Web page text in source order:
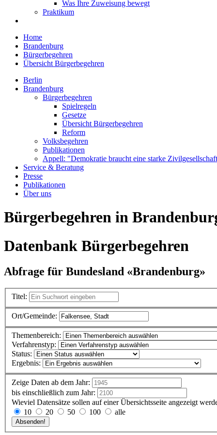
Was Ihre Zuweisung bewegt
Praktikum
Home
Brandenburg
Bürgerbegehren
Übersicht Bürgerbegehren
Berlin
Brandenburg
Bürgerbegehren
Spielregeln
Gesetze
Übersicht Bürgerbegehren
Reform
Volksbegehren
Publikationen
Appell: "Demokratie braucht eine starke
Service & Beratung
Presse
Publikationen
Über uns
Bürgerbegehren in
Datenbank Bürgerbegehren
Abfrage für Bundesland «Brandenburg»
Titel:
Ort/Gemeinde:
Themenbereich:
Verfahrenstyp:
Status:
Ergebnis:
Zeige Daten ab dem Jahr:
bis einschließlich zum Jahr:
Wieviel Datensätze sollen auf einer Übersichtsseite angezeigt
10
20 50 100 alle